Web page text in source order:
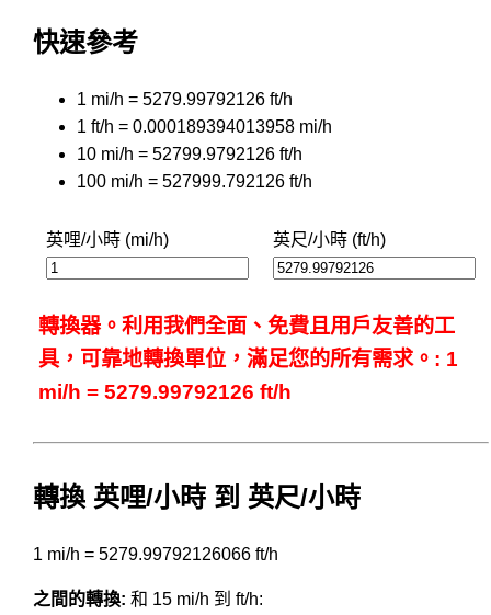
快速參考
1 mi/h = 5279.99792126 ft/h
1 ft/h = 0.000189394013958 mi/h
10 mi/h = 52799.9792126 ft/h
100 mi/h = 527999.792126 ft/h
英哩/小時 (mi/h) 英尺/小時 (ft/h)
轉換器。利用我們全面、免費且用戶友善的工
具，可靠地轉換單位，滿足您的所有需求。: 1
mi/h = 5279.99792126 ft/h
轉換 英哩/小時 到 英尺/小時
1 mi/h = 5279.99792126066 ft/h
之間的轉換: 和 15 mi/h 到 ft/h: